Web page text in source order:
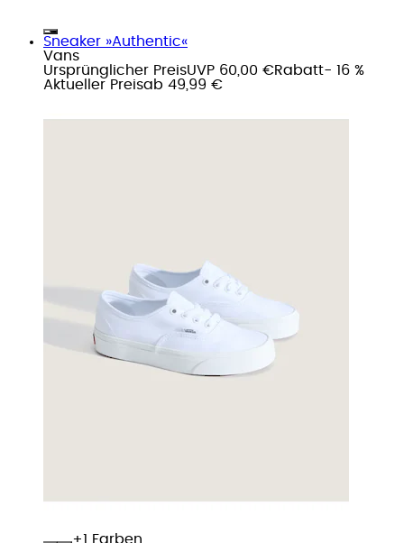
Sneaker »Authentic«
Vans
Ursprünglicher PreisUVP 60,00 €Rabatt- 16 %
Aktueller Preisab 49,99 €
+
Farben